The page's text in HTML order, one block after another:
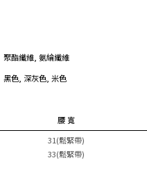
聚酯纖維, 氨綸纖維
黑色, 深灰色, 米色
腰 寬
31(鬆緊帶)
33(鬆緊帶)